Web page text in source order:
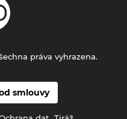
smlouvy
práva vyhrazena.